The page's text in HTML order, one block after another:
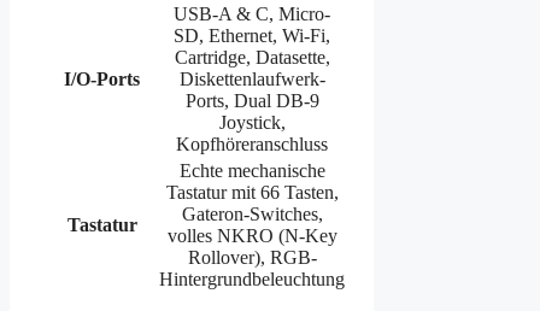
I/O-Ports
USB-A & C, Micro-
SD, Ethernet, Wi-Fi,
Cartridge, Datasette,
Diskettenlaufwerk-
Ports, Dual DB-9
Joystick,
Kopfhöreranschluss
Tastatur
Echte mechanische
Tastatur mit 66 Tasten,
Gateron-Switches,
volles NKRO (N-Key
Rollover), RGB-
Hintergrundbeleuchtung